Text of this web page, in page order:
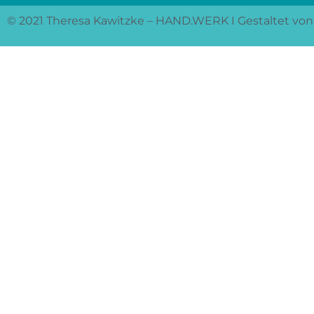
© 2021 Theresa Kawitzke – HAND.WERK I Gestaltet